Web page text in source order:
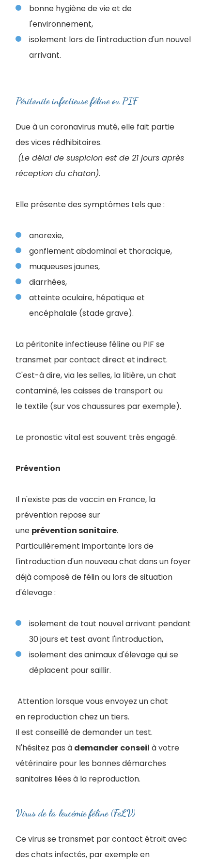
bonne hygiène de vie et de
l'environnement,
isolement lors de l'introduction d'un nouvel
arrivant.
Péritonite infectieuse féline ou PIF
Due à un coronavirus muté, elle fait partie
des vices rédhibitoires.
(Le délai de suspicion est de 21 jours après
réception du chaton).
Elle présente des symptômes tels que :
anorexie,
gonflement abdominal et thoracique,
muqueuses jaunes,
diarrhées,
atteinte oculaire, hépatique et
encéphalale (stade grave).
La péritonite infectieuse féline ou PIF se
transmet par contact direct et indirect.
C'est-à dire, via les selles, la litière, un chat
contaminé, les caisses de transport ou
le textile (sur vos chaussures par exemple).
Le pronostic vital est souvent très engagé.
Prévention
Il n'existe pas de vaccin en France, la
prévention repose sur
une prévention sanitaire.
Particulièrement importante lors de
l'introduction d'un nouveau chat dans un foyer
déjà composé de félin ou lors de situation
d'élevage :
isolement de tout nouvel arrivant pendant
30 jours et test avant l'introduction,
isolement des animaux d'élevage qui se
déplacent pour saillir.
Attention lorsque vous envoyez un chat
en reproduction chez un tiers.
Il est conseillé de demander un test.
N'hésitez pas à demander conseil à votre
vétérinaire pour les bonnes démarches
sanitaires liées à la reproduction.
Virus de la leucémie féline (FeLV)
Ce virus se transmet par contact étroit avec
des chats infectés, par exemple en